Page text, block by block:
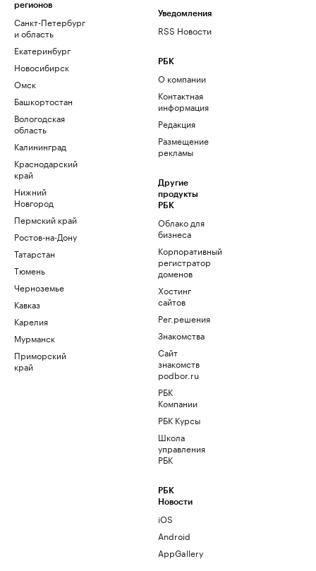
регионов
Санкт-Петербург
и область
Екатеринбург
Новосибирск
Омск
Башкортостан
Вологодская
область
Калининград
Краснодарский
край
Нижний
Новгород
Пермский край
Ростов-на-Дону
Татарстан
Тюмень
Черноземье
Кавказ
Карелия
Мурманск
Приморский
край
Уведомления
RSS Новости
РБК
О компании
Контактная
информация
Редакция
Размещение
рекламы
Другие
продукты
РБК
Облако для
бизнеса
Корпоративный
регистратор
доменов
Хостинг
сайтов
Рег.решения
Знакомства
Сайт
знакомств
podbor.ru
РБК
Компании
РБК Курсы
Школа
управления
РБК
РБК
Новости
iOS
Android
AppGallery